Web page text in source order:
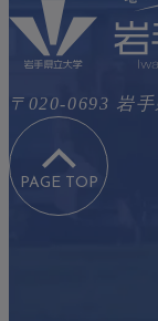
〒020-0693 岩
PAGE TOP